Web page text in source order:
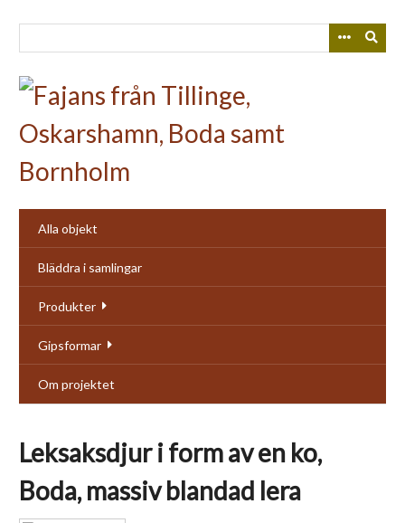
Alla objekt
Bläddra i samlingar
Produkter
Gipsformar
Om projektet
Leksaksdjur i form av en ko,
Boda, massiv blandad lera